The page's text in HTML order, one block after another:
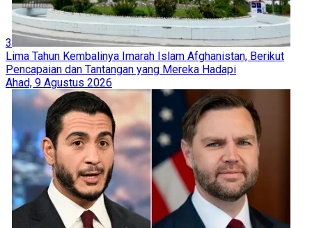
3
Lima Tahun Kembalinya Imarah Islam Afghanistan, Berikut
Pencapaian dan Tantangan yang Mereka Hadapi
Ahad, 9 Agustus 2026